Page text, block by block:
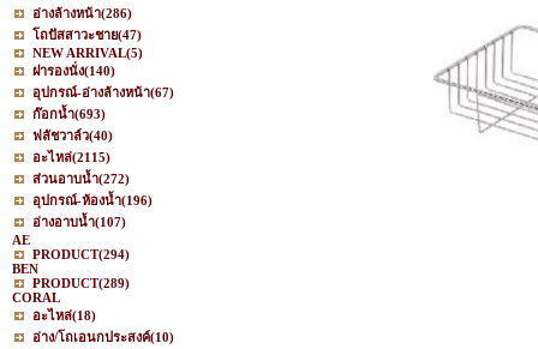
อ่างล้างหน้า(286)
โถปัสสาวะชาย(47)
NEW ARRIVAL(5)
ฝารองนั่ง(140)
อุปกรณ์-อ่างล้างหน้า(67)
ก๊อกน้ำ(693)
ฟลัชวาล์ว(40)
อะไหล่(2115)
ส่วนอาบน้ำ(272)
อุปกรณ์-ห้องน้ำ(196)
อ่างอาบน้ำ(107)
AE
PRODUCT(294)
BEN
PRODUCT(289)
CORAL
อะไหล่(18)
อ่าง/โถเอนกประสงค์(10)